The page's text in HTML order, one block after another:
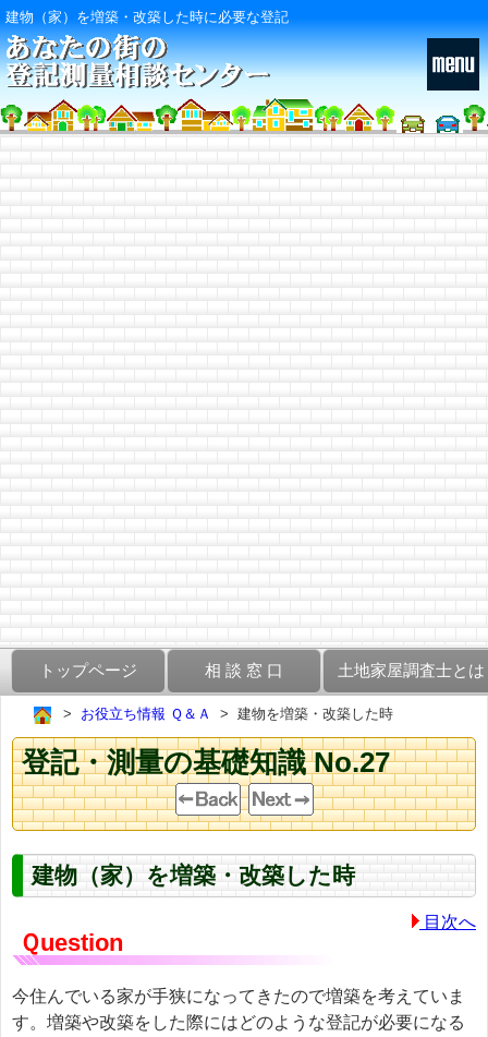
建物（家）を増築・改築した時に必要な登記
トップページ 相 談 窓 口 土地家屋調査士とは
お役立ち情報 Ｑ＆Ａ 建物を増築・改築した時
登記・測量の基礎知識 No.27
建物（家）を増築・改築した時
目次へ
Ｑuestion
今住んでいる家が手狭になってきたので増築を考えていま
す。増築や改築をした際にはどのような登記が必要になる